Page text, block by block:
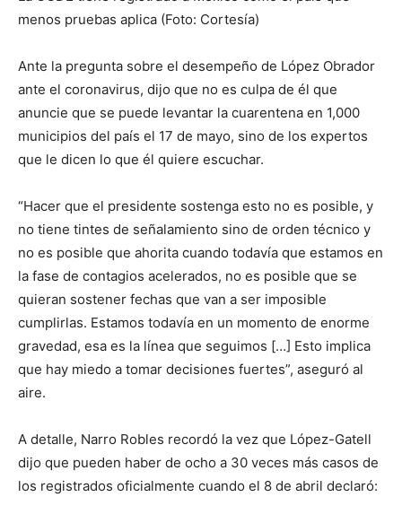
menos pruebas aplica (Foto: Cortesía)
Ante la pregunta sobre el desempeño de López Obrador
ante el coronavirus, dijo que no es culpa de él que
anuncie que se puede levantar la cuarentena en 1,000
municipios del país el 17 de mayo, sino de los expertos
que le dicen lo que él quiere escuchar.
“Hacer que el presidente sostenga esto no es posible, y
no tiene tintes de señalamiento sino de orden técnico y
no es posible que ahorita cuando todavía que estamos en
la fase de contagios acelerados, no es posible que se
quieran sostener fechas que van a ser imposible
cumplirlas. Estamos todavía en un momento de enorme
gravedad, esa es la línea que seguimos […] Esto implica
que hay miedo a tomar decisiones fuertes”, aseguró al
aire.
A detalle, Narro Robles recordó la vez que López-Gatell
dijo que pueden haber de ocho a 30 veces más casos de
los registrados oficialmente cuando el 8 de abril declaró: